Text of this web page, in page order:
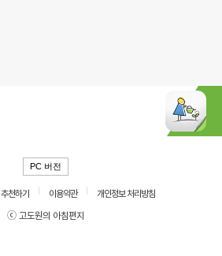
PC 버전
추천하기 이용약관
개인정보 처리방침
ⓒ 고도원의 아침편지